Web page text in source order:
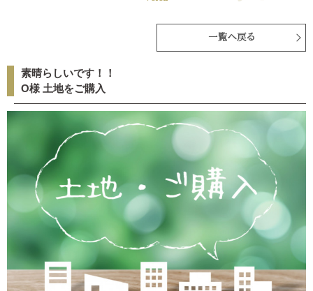
一覧へ戻る
素晴らしいです！！
O様 土地をご購入